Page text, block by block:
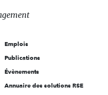
Emplois
Publications
Évènements
Annuaire des solutions RSE